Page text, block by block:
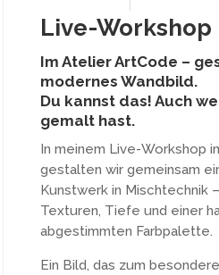
Live-Workshop
Im Atelier ArtCode –
modernes Wandbild.
Du kannst das! Auch
gemalt hast.
In meinem Live-Workshop
gestalten wir gemeinsam
Kunstwerk in Mischtechnik
Texturen, Tiefe und einer
abgestimmten Farbpalette.
Ein Bild, das zum